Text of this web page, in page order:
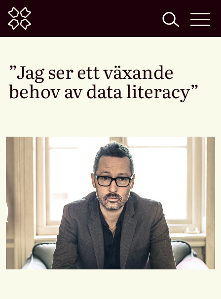
Home
”Jag ser ett växande
behov av data literacy”